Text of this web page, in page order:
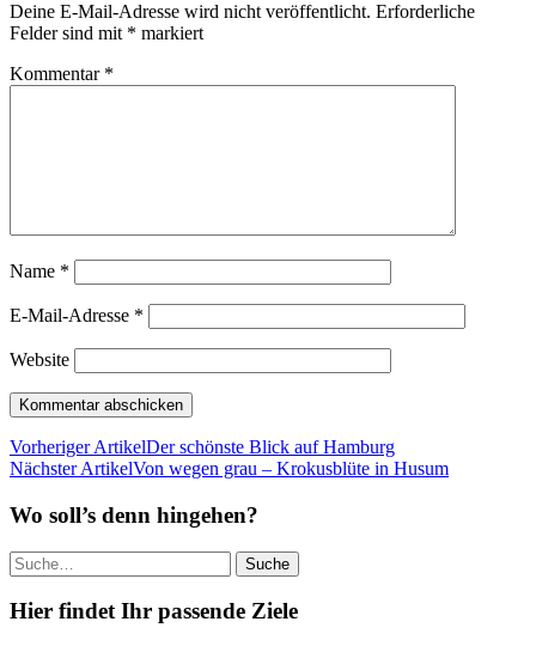
Deine E-Mail-Adresse wird nicht veröffentlicht. Erforderliche
Felder sind mit * markiert
Kommentar *
Name *
E-Mail-Adresse *
Website
Vorheriger ArtikelDer schönste Blick auf Hamburg
Nächster ArtikelVon wegen grau – Krokusblüte in Husum
Wo soll’s denn hingehen?
Suche
Hier findet Ihr passende Ziele